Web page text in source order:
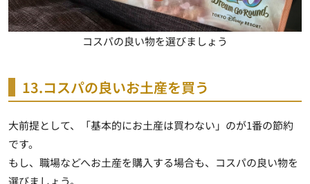
コスパの良い物を選びましょう
13.コスパの良いお土産を買う
大前提として、「基本的にお土産は買わない」のが1番の節約
です。
もし、職場などへお土産を購入する場合も、コスパの良い物を
選びましょう。